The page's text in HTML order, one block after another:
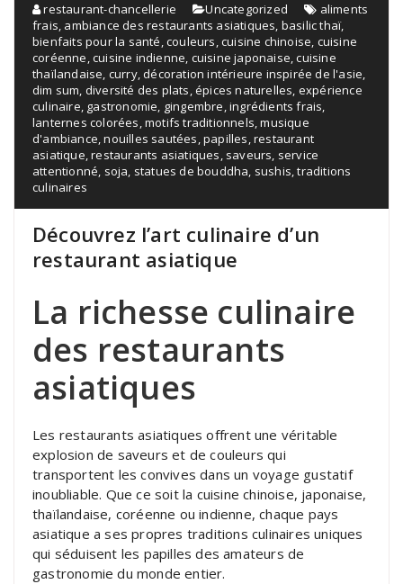
restaurant-chancellerie Uncategorized
aliments
frais, ambiance des restaurants asiatiques, basilic thaï,
bienfaits pour la santé,couleurs,cuisine chinoise, cuisine
coréenne,cuisine indienne, cuisine japonaise,cuisine
thaïlandaise, curry,décoration intérieure inspirée de l'asie,
dim sum, diversité des plats,épices naturelles, expérience
culinaire, gastronomie, gingembre,ingrédients frais,
lanternes colorées,motifs traditionnels,musique
d'ambiance,nouilles sautées,papilles,restaurant
asiatique,restaurants asiatiques, saveurs, service
attentionné, soja, statues de bouddha, sushis,traditions
culinaires
Découvrez l’art culinaire d’un
restaurant asiatique
La richesse culinaire
des restaurants
asiatiques
Les restaurants asiatiques offrent une véritable
explosion de saveurs et de couleurs qui
transportent les convives dans un voyage gustatif
inoubliable. Que ce soit la cuisine chinoise, japonaise,
thaïlandaise, coréenne ou indienne, chaque pays
asiatique a ses propres traditions culinaires uniques
qui séduisent les papilles des amateurs de
gastronomie du monde entier.